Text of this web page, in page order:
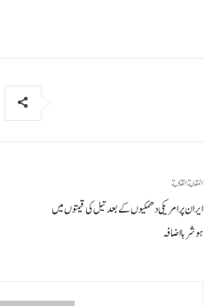
المقالة القادمة
ایران پر امریکی دھمکیوں کے بعد تیل کی قیمتوں میں
ہوشربا اضافہ